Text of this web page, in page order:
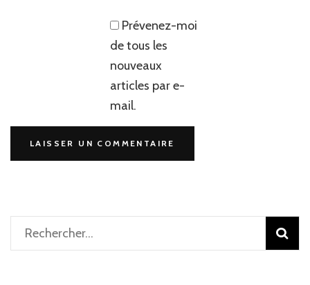
Prévenez-moi
de tous les
nouveaux
articles par e-
mail.
Rechercher :